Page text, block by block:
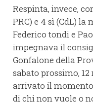
Respinta, invece,
PRC) e 4 sì (CdL)
Federico tondi e
impegnava il
Gonfalone della
sabato prossimo, 12
arrivato il
di chi non vuole o